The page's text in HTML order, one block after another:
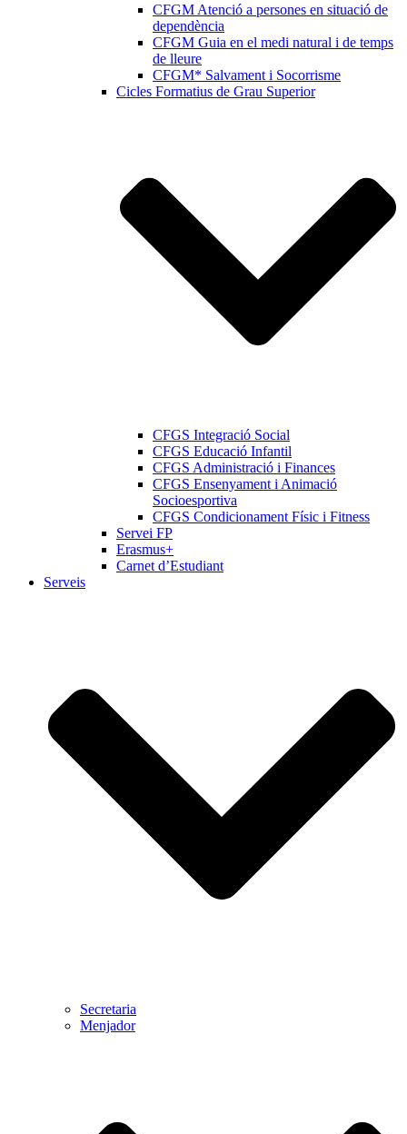
CFGM Atenció a persones en situació de
dependència
CFGM Guia en el medi natural i de temps
de lleure
CFGM* Salvament i Socorrisme
Cicles Formatius de Grau Superior
CFGS Integració Social
CFGS Educació Infantil
CFGS Administració i Finances
CFGS Ensenyament i Animació
Socioesportiva
CFGS Condicionament Físic i Fitness
Servei FP
Erasmus+
Carnet d’Estudiant
Serveis
Secretaria
Menjador